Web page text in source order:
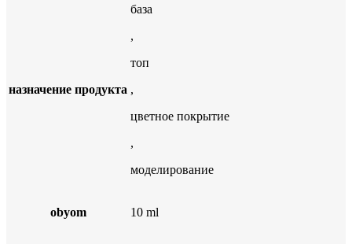
назначение продукта
база
,
топ
,
цветное покрытие
,
моделирование
obyom 10 ml